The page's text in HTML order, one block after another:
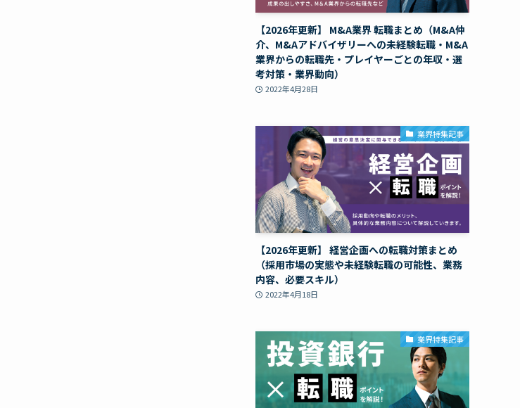
【2026年更新】 M&A業界 転職まとめ（M&A仲
介、M&Aアドバイザリーへの未経験転職・M&A
業界からの転職先・プレイヤーごとの年収・選
考対策・業界動向）
2022年4月28日
業界特集記事
【2026年更新】 経営企画への転職対策まとめ
（採用市場の実態や未経験転職の可能性、業務
内容、必要スキル）
2022年4月18日
業界特集記事